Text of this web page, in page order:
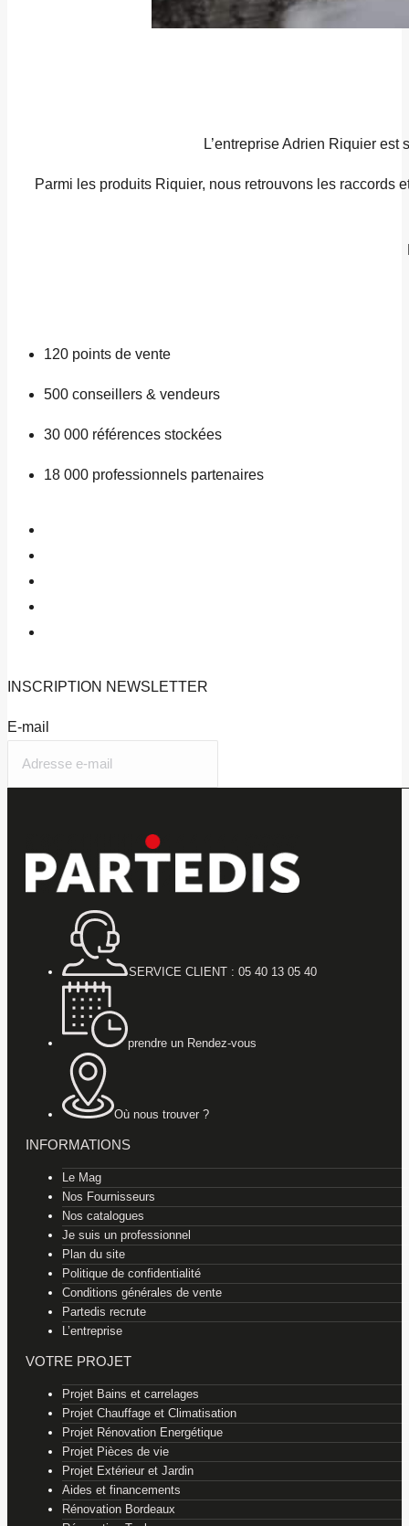
L’entreprise Adrien Riquier
Parmi les produits Riquier, nous retrouvons les raccords
120 points de vente
500 conseillers & vendeurs
30 000 références stockées
18 000 professionnels partenaires
INSCRIPTION NEWSLETTER
E-mail
SERVICE CLIENT : 05 40 13 05 40
prendre un Rendez-vous
Où nous trouver ?
INFORMATIONS
Le Mag
Nos Fournisseurs
Nos catalogues
Je suis un professionnel
Plan du site
Politique de confidentialité
Conditions générales de vente
Partedis recrute
L’entreprise
VOTRE PROJET
Projet Bains et carrelages
Projet Chauffage et Climatisation
Projet Rénovation Energétique
Projet Pièces de vie
Projet Extérieur et Jardin
Aides et financements
Rénovation Bordeaux